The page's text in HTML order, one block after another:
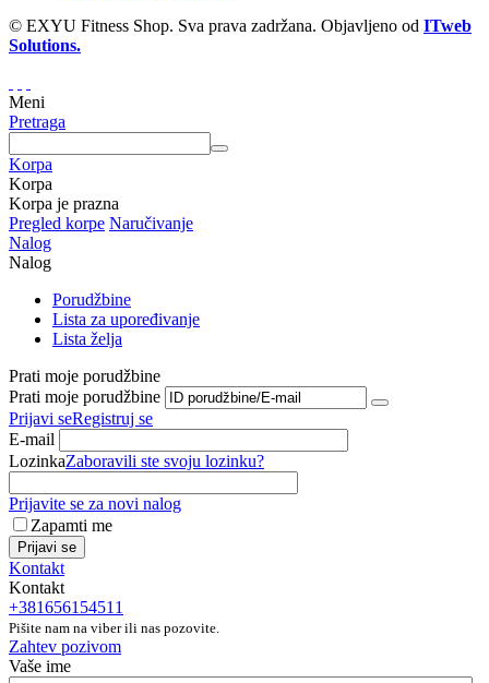
© EXYU Fitness Shop. Sva prava zadržana. Objavljeno od ITweb
Solutions.
Meni
Pretraga
Korpa
Korpa
Korpa je prazna
Pregled korpe Naručivanje
Nalog
Nalog
Porudžbine
Lista za upoređivanje
Lista želja
Prati moje porudžbine
Prati moje porudžbine
Prijavi seRegistruj se
E-mail
LozinkaZaboravili ste svoju lozinku?
Prijavite se za novi nalog
Zapamti me
Prijavi se
Kontakt
Kontakt
+381656154511
Pišite nam na viber ili nas pozovite.
Zahtev pozivom
Vaše ime